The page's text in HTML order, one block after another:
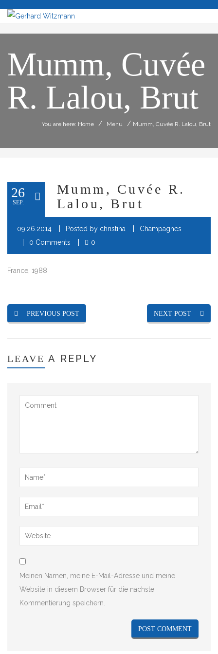
Mumm, Cuvée
R. Lalou, Brut
You are here: Home / Menu / Mumm, Cuvée R. Lalou, Brut
26
SEP.
Mumm, Cuvée R.
Lalou, Brut
09.26.2014 Posted by christina
Champagnes
0 Comments
0
France, 1988
PREVIOUS POST NEXT POST
LEAVE A REPLY
Meinen Namen, meine E-Mail-Adresse und meine
Website in diesem Browser für die nächste
Kommentierung speichern.